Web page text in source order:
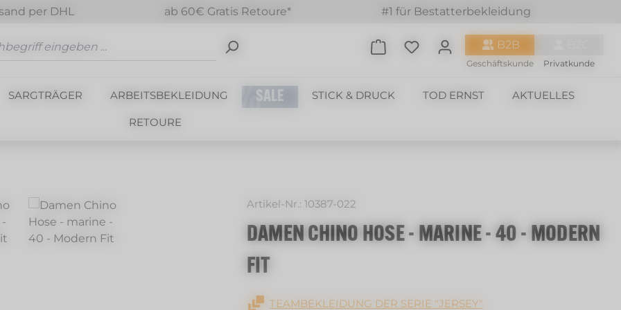
per DHL ab 60€ Gratis Retoure* #1 für Bestatterbekleidung
Du hast 0 Produkte auf dem
B2B
Geschäftskunde Privatkunde
SARGTRÄGER ARBEITSBEKLEIDUNG SALE STICK & DRUCK TOD ERNST AKTUELLES
RETOURE
Artikel-Nr.: 10387-022
DAMEN CHINO HOSE - MARINE - 40 - MODERN
FIT
TEAMBEKLEIDUNG DER SERIE "JERSEY"